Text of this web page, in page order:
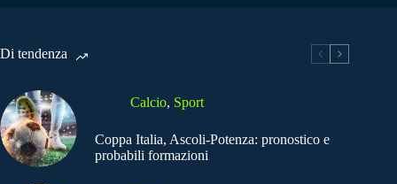
Di tendenza
Calcio, Sport
Coppa Italia, Ascoli-Potenza: pronostico e
probabili formazioni